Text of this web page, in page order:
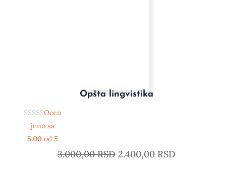
Opšta lingvistika
Ocen
jeno sa
5.00od 5
3.000,00RSD 2.400,00 RSD